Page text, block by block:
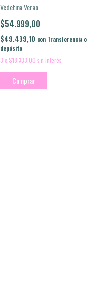
Vedetina Verao
$54.999,00
$49.499,10 con Transferencia o
depósito
3 x $18.333,00 sin interés
Comprar